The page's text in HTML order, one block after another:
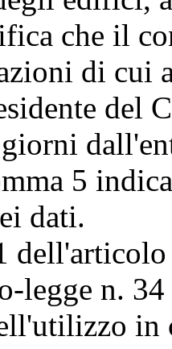
che il
di cui
del
giorni
5
dati.
legge n.